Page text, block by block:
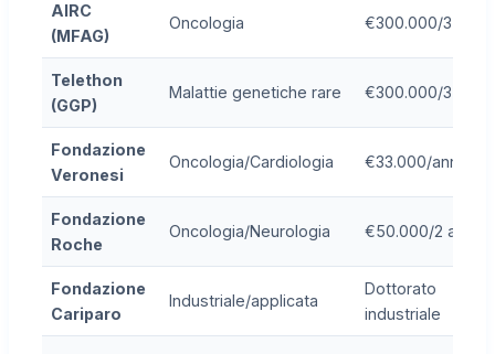
AIRC
(MFAG)
Oncologia €300.000/3 anni
Telethon
(GGP)
Malattie genetiche rare €300.000/3 anni
Fondazione
Veronesi
Oncologia/Cardiologia €33.000/anno
Fondazione
Roche
Oncologia/Neurologia €50.000/2 anni
Fondazione
Cariparo
Industriale/applicata
Dottorato
industriale